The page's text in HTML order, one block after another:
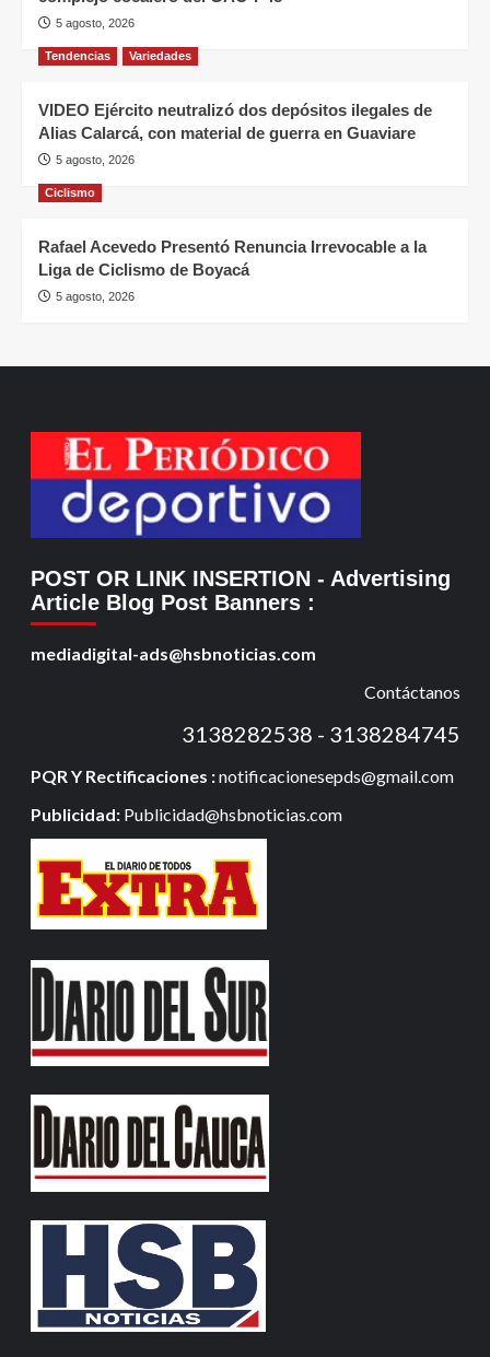
5 agosto, 2026
Tendencias Variedades
VIDEO Ejército neutralizó dos depósitos ilegales de
Alias Calarcá, con material de guerra en Guaviare
5 agosto, 2026
Ciclismo
Rafael Acevedo Presentó Renuncia Irrevocable a la
Liga de Ciclismo de Boyacá
5 agosto, 2026
POST OR LINK INSERTION - Advertising
Article Blog Post Banners :
mediadigital-ads@hsbnoticias.com
Contáctanos
3138282538 - 3138284745
PQR Y Rectificaciones :notificacionesepds@gmail.com
Publicidad: Publicidad@hsbnoticias.com